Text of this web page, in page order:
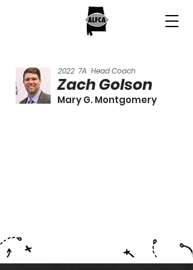
2022 7A Head Coach
Zach Golson
Mary G. Montgomery